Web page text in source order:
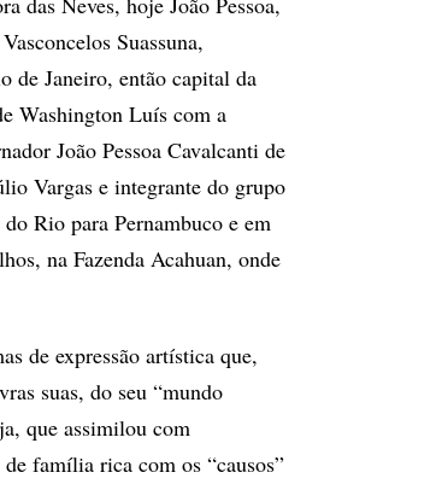
Suassuna,
de Janeiro, então capital da
Washington Luís com a
João Pessoa Cavalcanti de
Vargas e integrante do grupo
Rio para Pernambuco e em
na Fazenda Acahuan, onde
de expressão artística que,
suas, do seu “mundo
que assimilou com
família rica com os “causos”